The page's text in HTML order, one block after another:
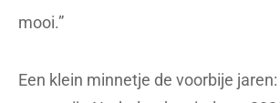
mooi.”
Een klein minnetje de voorbije